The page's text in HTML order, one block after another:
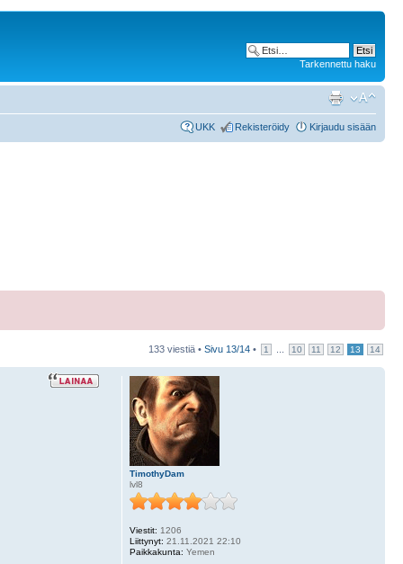
Tarkennettu haku
UKK Rekisteröidy Kirjaudu sisään
133 viestiä • Sivu 13/14 • 1 10 11 12 13 14
TimothyDam
lvl8
Viestit: 1206
Liittynyt: 21.11.2021 22:10
Paikkakunta: Yemen